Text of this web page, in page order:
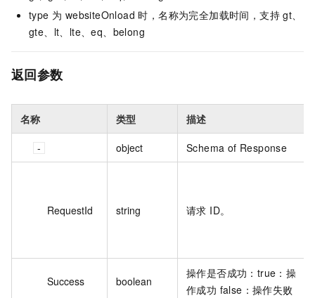
type 为 websiteOnload 时，名称为完全加载时间，支持 gt、
gte、lt、lte、eq、belong
返回参数
名称 类型 描述
object Schema of Response
RequestId string 请求 ID。
Success boolean
操作是否成功：true：操
作成功 false：操作失败